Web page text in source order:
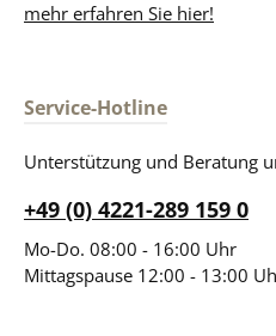
mehr erfahren Sie hier!
Service-Hotline
Unterstützung und Beratung
+49 (0) 4221-289 159 0
Mo-Do. 08:00 - 16:00 Uhr
Mittagspause 12:00 - 13:00